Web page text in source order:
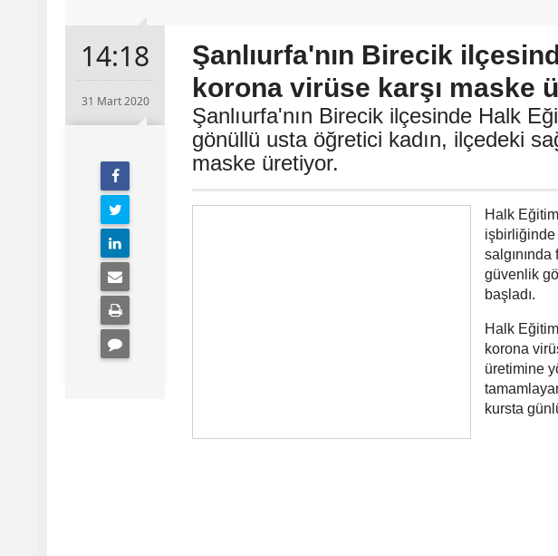
14:18
31 Mart 2020
Şanlıurfa'nın Birecik
korona virüse karşı maske
Şanlıurfa'nın Birecik ilçesinde Halk
gönüllü usta öğretici kadın, ilçedeki
maske üretiyor.
Halk
işbirliğinde
güvenlik
başladı.
Halk
korona
üretimine
kursta